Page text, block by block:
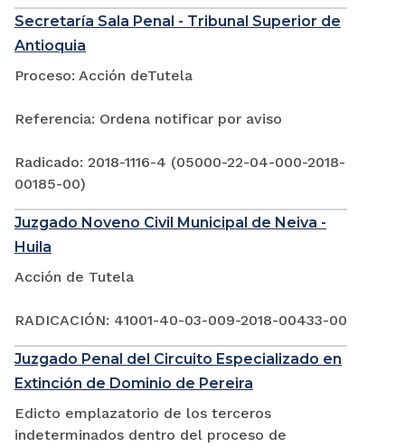
Secretaría Sala Penal - Tribunal Superior de
Antioquia
Proceso: Acción deTutela
Referencia: Ordena notificar por aviso
Radicado: 2018-1116-4 (05000-22-04-000-2018-
00185-00)
Juzgado Noveno Civil Municipal de Neiva -
Huila
Acción de Tutela
RADICACIÓN: 41001-40-03-009-2018-00433-00
Juzgado Penal del Circuito Especializado en
Extinción de Dominio de Pereira
Edicto emplazatorio de los terceros
indeterminados dentro del proceso de